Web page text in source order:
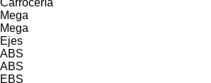
Mega
Mega
Ejes
ABS
ABS
EBS